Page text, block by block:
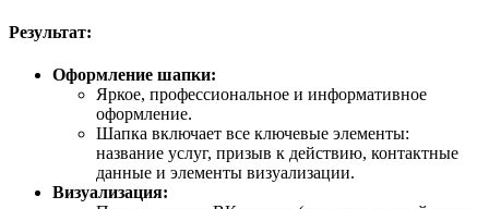
Результат:
Оформление шапки:
Яркое, профессиональное и информативное
оформление.
Шапка включает все ключевые элементы:
название услуг, призыв к действию, контактные
данные и элементы визуализации.
Визуализация: